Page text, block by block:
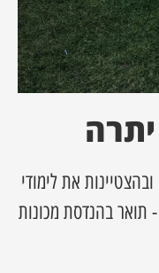
את לימודי
בהנדסת מכונות